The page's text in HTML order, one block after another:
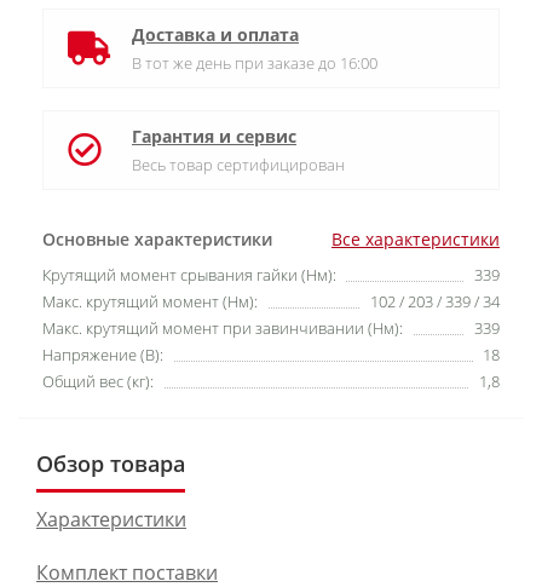
Основные характеристики Все характеристики
Крутящий момент срывания гайки (Нм):
339
Макс. крутящий момент (Нм):
102 / 203 / 339 / 34
Макс. крутящий момент при завинчивании (Нм):
339
Напряжение (В):
18
Общий вес (кг):
1,8
Доставка и оплата
В тот же день при заказе до 16:00
Гарантия и сервис
Весь товар сертифицирован
Обзор товара
Характеристики
Комплект поставки